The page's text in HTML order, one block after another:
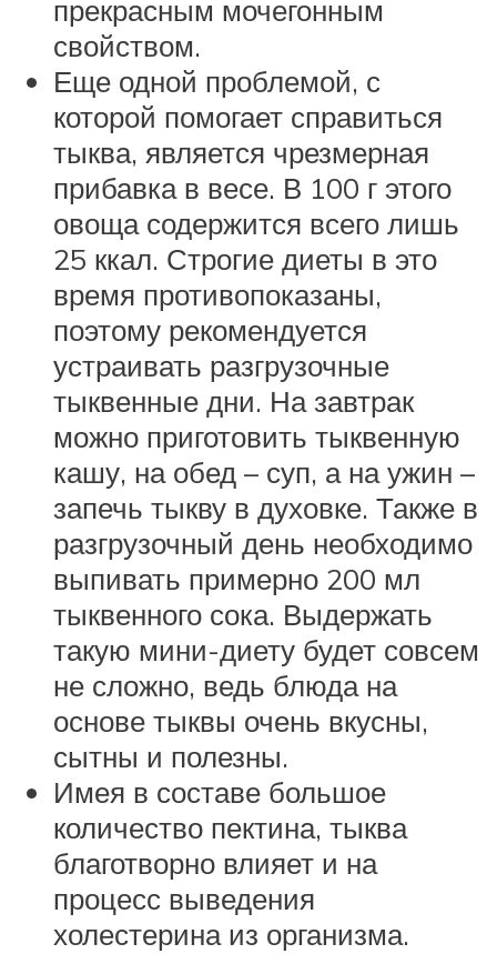
прекрасным мочегонным
свойством.
Еще одной проблемой, с
которой помогает справиться
тыква, является чрезмерная
прибавка в весе. В 100 г этого
овоща содержится всего лишь
25 ккал. Строгие диеты в это
время противопоказаны,
поэтому рекомендуется
устраивать разгрузочные
тыквенные дни. На завтрак
можно приготовить тыквенную
кашу, на обед – суп, а на ужин –
запечь тыкву в духовке. Также в
разгрузочный день необходимо
выпивать примерно 200 мл
тыквенного сока. Выдержать
такую мини-диету будет совсем
не сложно, ведь блюда на
основе тыквы очень вкусны,
сытны и полезны.
Имея в составе большое
количество пектина, тыква
благотворно влияет и на
процесс выведения
холестерина из организма.